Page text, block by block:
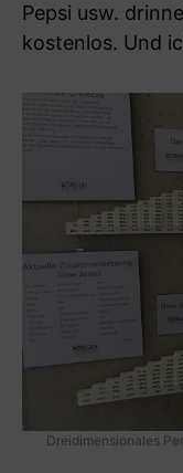
Pepsi usw.
kostenlos. Und
Dreidimensionales